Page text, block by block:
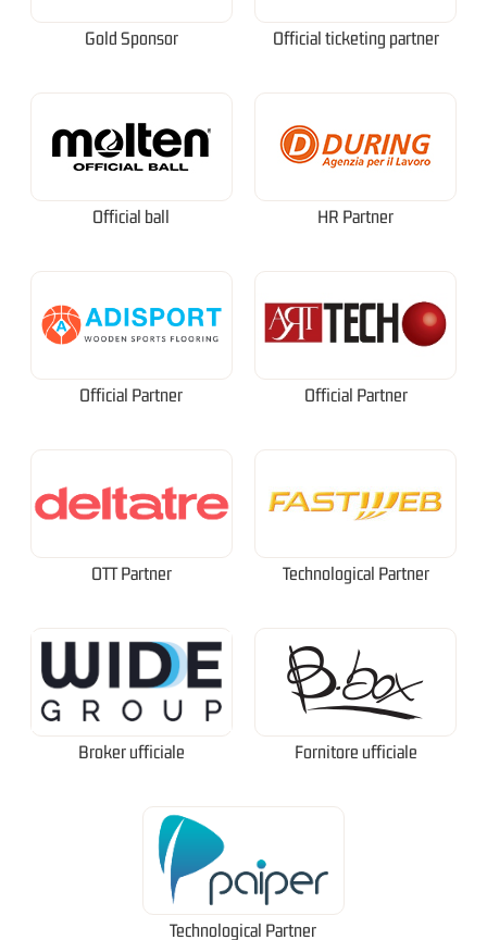
Gold Sponsor Official ticketing partner
Official ball HR Partner
Official Partner Official Partner
OTT Partner Technological Partner
Broker ufficiale Fornitore ufficiale
Technological Partner